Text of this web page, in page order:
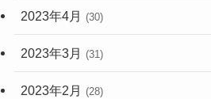
2023年4月 (30)
2023年3月 (31)
2023年2月 (28)